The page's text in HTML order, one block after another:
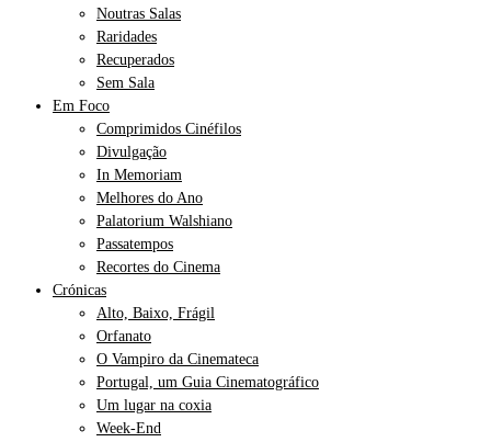
Noutras Salas
Raridades
Recuperados
Sem Sala
Em Foco
Comprimidos Cinéfilos
Divulgação
In Memoriam
Melhores do Ano
Palatorium Walshiano
Passatempos
Recortes do Cinema
Crónicas
Alto, Baixo, Frágil
Orfanato
O Vampiro da Cinemateca
Portugal, um Guia Cinematográfico
Um lugar na coxia
Week-End